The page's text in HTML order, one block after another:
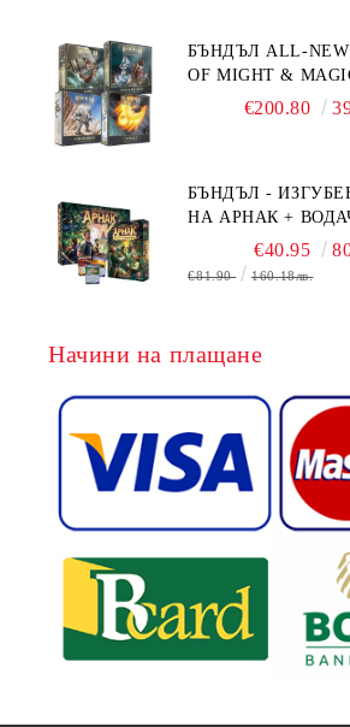
БЪНДЪЛ ALL-NEW
OF MIGHT &
BOARD GAME
€200.80
БЪНДЪЛ -
НА АРНАК + ВОДАЧИ НА
ЕКСПЕДИЦИИ +
БЕЗПЛАТНО
€40.95
€81.90 160.18лв.
Начини на плащане